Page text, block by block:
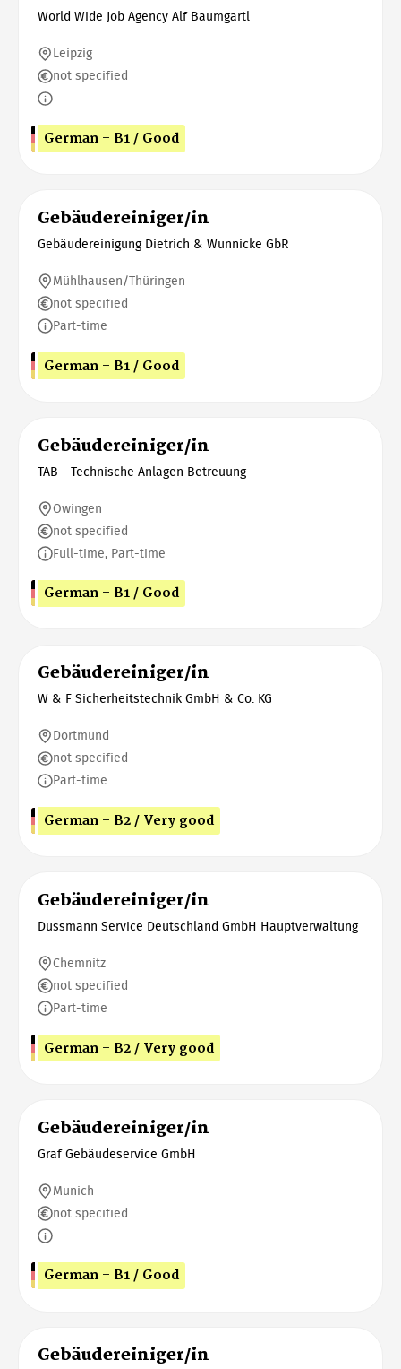
World Wide Job Agency Alf Baumgartl
Leipzig
not specified
German - B1 / Good
Gebäudereiniger/in
Gebäudereinigung Dietrich & Wunnicke GbR
Mühlhausen/Thüringen
not specified
Part-time
German - B1 / Good
Gebäudereiniger/in
TAB - Technische Anlagen Betreuung
Owingen
not specified
Full-time, Part-time
German - B1 / Good
Gebäudereiniger/in
W & F Sicherheitstechnik GmbH & Co. KG
Dortmund
not specified
Part-time
German - B2 / Very good
Gebäudereiniger/in
Dussmann Service Deutschland GmbH Hauptverwaltung
Chemnitz
not specified
Part-time
German - B2 / Very good
Gebäudereiniger/in
Graf Gebäudeservice GmbH
Munich
not specified
German - B1 / Good
Gebäudereiniger/in